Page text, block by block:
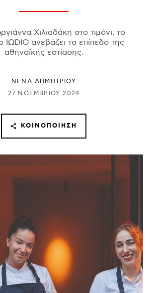
Χιλιαδάκη στο τιμόνι, το
ΙΩDΙΟ ανεβάζει το επίπεδο της
αθηναϊκής εστίασης.
ΝΕΝΑ ΔΗΜΗΤΡΙΟΥ
27 ΝΟΕΜΒΡΊΟΥ 2024
ΚΟΙΝΟΠΟΊΗΣΗ